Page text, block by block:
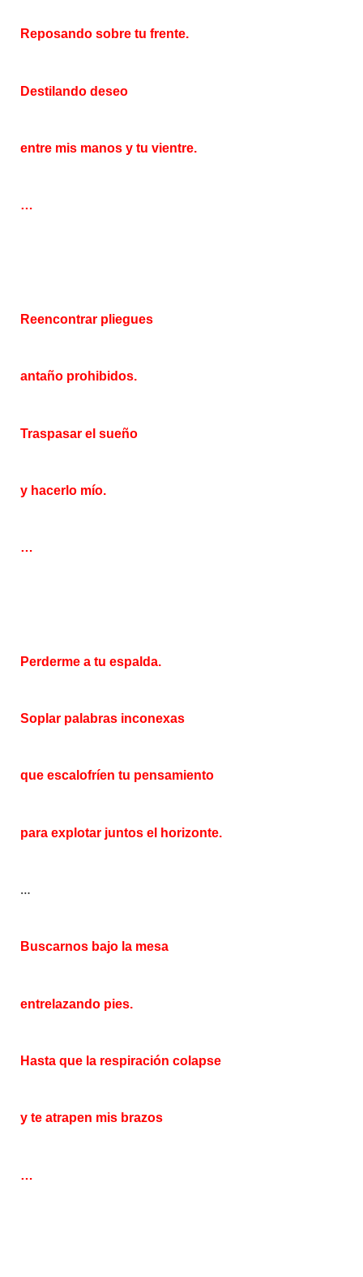
Reposando sobre tu frente.
Destilando deseo
entre mis manos y tu vientre.
…
Reencontrar pliegues
antaño prohibidos.
Traspasar el sueño
y hacerlo mío.
…
Perderme a tu espalda.
Soplar palabras inconexas
que escalofríen tu pensamiento
para explotar juntos el horizonte.
…
Buscarnos bajo la mesa
entrelazando pies.
Hasta que la respiración colapse
y te atrapen mis brazos
…